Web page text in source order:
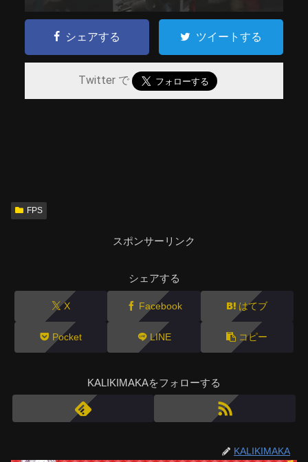
シェアする ツイートする
Twitter で
FPS
スポンサーリンク
シェアする
X Facebook はてブ
Pocket LINE コピー
KALIKIMAKAをフォローする
KALIKIMAKA